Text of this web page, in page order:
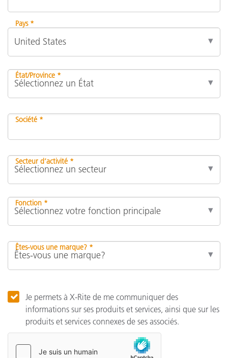
Pays *
État/Province *
Société *
Secteur d’activité *
Fonction *
Êtes-vous une marque? *
Je permets à X-Rite de me communiquer des
informations sur ses produits et services, ainsi que sur les
produits et services connexes de ses associés.